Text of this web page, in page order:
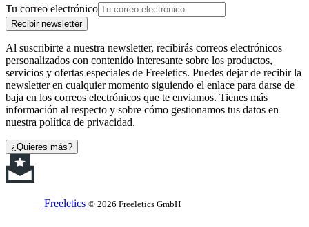
Tu correo electrónico
Recibir newsletter
Al suscribirte a nuestra newsletter, recibirás correos electrónicos
personalizados con contenido interesante sobre los productos,
servicios y ofertas especiales de Freeletics. Puedes dejar de recibir la
newsletter en cualquier momento siguiendo el enlace para darse de
baja en los correos electrónicos que te enviamos. Tienes más
información al respecto y sobre cómo gestionamos tus datos en
nuestra política de privacidad.
¿Quieres más?
Freeletics © 2026 Freeletics GmbH